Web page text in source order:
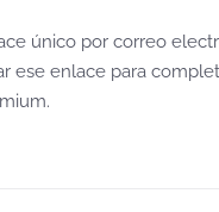
único por correo
ese enlace para